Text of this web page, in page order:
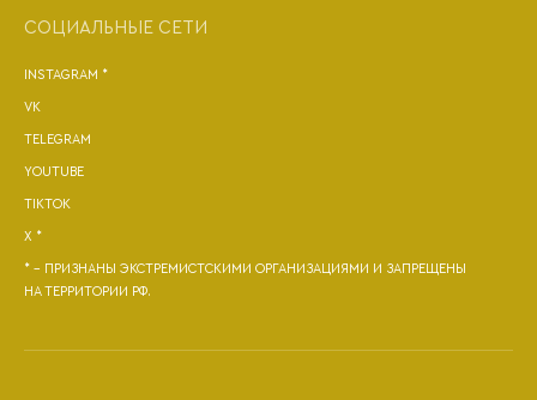
СОЦИАЛЬНЫЕ СЕТИ
INSTAGRAM *
VK
TELEGRAM
YOUTUBE
TIKTOK
X *
* - ПРИЗНАНЫ ЭКСТРЕМИСТСКИМИ ОРГАНИЗАЦИЯМИ И ЗАПРЕЩЕНЫ
НА ТЕРРИТОРИИ РФ.